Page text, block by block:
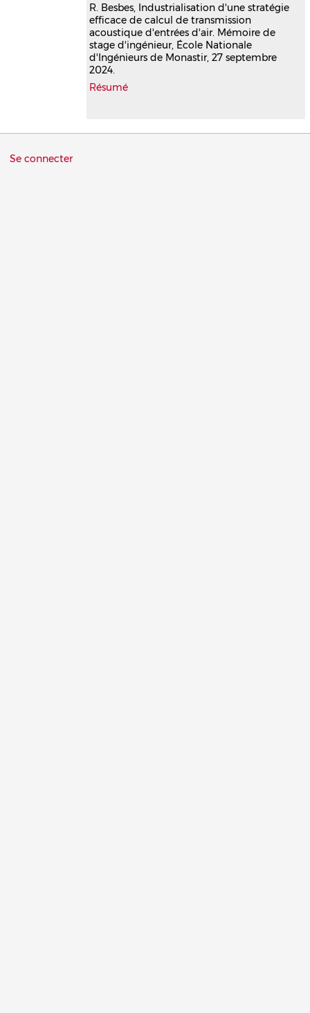
R. Besbes, Industrialisation d'une stratégie
efficace de calcul de transmission
acoustique d'entrées d'air. Mémoire de
stage d'ingénieur, École Nationale
d'Ingénieurs de Monastir, 27 septembre
2024.
Résumé
Menu
Se connecter